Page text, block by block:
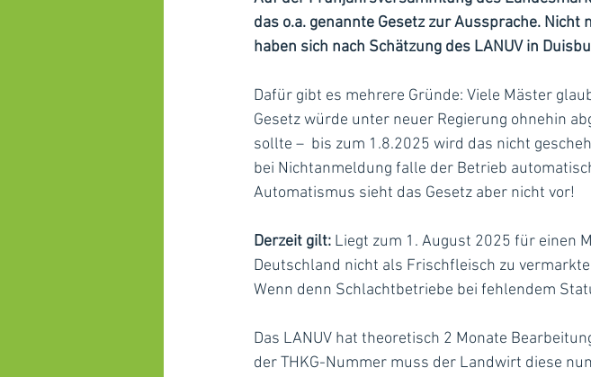
das o.a. genannte Gesetz zur Aussprache.
haben sich nach Schätzung des LANUV in
Dafür gibt es mehrere Gründe: Viele Mäster
Gesetz würde unter neuer Regierung ohnehin
sollte –  bis zum 1.8.2025 wird das nicht
bei Nichtanmeldung falle der Betrieb
Automatismus sieht das Gesetz aber nicht vor!
Derzeit gilt: Liegt zum 1. August 2025 für einen
Deutschland nicht als Frischfleisch zu
Wenn denn Schlachtbetriebe bei fehlendem
Das LANUV hat theoretisch 2 Monate
der THKG-Nummer muss der Landwirt diese